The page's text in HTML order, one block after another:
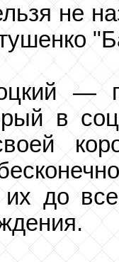
не
—
в
до